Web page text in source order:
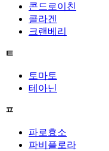
콘드로이친
콜라겐
크랜베리
ㅌ
토마토
테아닌
ㅍ
파로효소
파비플로라